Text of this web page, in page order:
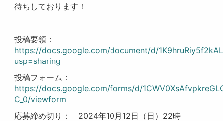
待ちしております！
投稿要領：
https://docs.google.com/document/d/
usp=sharing
投稿フォーム：
https://docs.google.com/forms/d/
C_0/viewform
応募締め切り： 2024年10月12日（日）22時